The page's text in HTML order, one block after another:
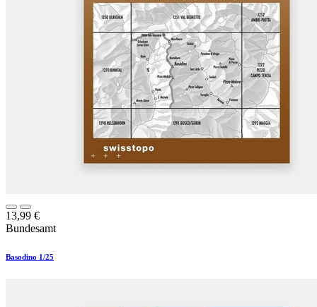
13,99 €
Bundesamt
Basodino 1/25